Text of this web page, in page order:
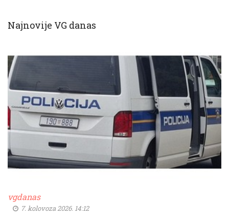
Najnovije VG danas
vgdanas
7. kolovoza 2026. 14:12